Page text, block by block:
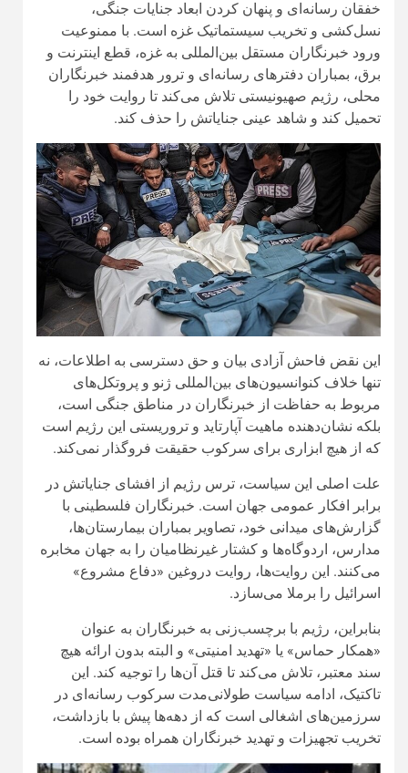
خفقان رسانه‌ای و پنهان کردن ابعاد جنایات جنگی،
نسل‌کشی و تخریب سیستماتیک غزه است. با ممنوعیت
ورود خبرنگاران مستقل بین‌المللی به غزه، قطع اینترنت و
برق، بمباران دفترهای رسانه‌ای و ترور هدفمند خبرنگاران
محلی، رژیم صهیونیستی تلاش می‌کند تا روایت خود را
تحمیل کند و شاهد عینی جنایاتش را حذف کند.
این نقض فاحش آزادی بیان و حق دسترسی به اطلاعات، نه
تنها خلاف کنوانسیون‌های بین‌المللی ژنو و پروتکل‌های
مربوط به حفاظت از خبرنگاران در مناطق جنگی است،
بلکه نشان‌دهنده ماهیت آپارتاید و تروریستی این رژیم است
که از هیچ ابزاری برای سرکوب حقیقت فروگذار نمی‌کند.
علت اصلی این سیاست، ترس رژیم از افشای جنایاتش در
برابر افکار عمومی جهان است. خبرنگاران فلسطینی با
گزارش‌های میدانی خود، تصاویر بمباران بیمارستان‌ها،
مدارس، اردوگاه‌ها و کشتار غیرنظامیان را به جهان مخابره
می‌کنند. این روایت‌ها، روایت دروغین «دفاع مشروع»
اسرائیل را برملا می‌سازد.
بنابراین، رژیم با برچسب‌زنی به خبرنگاران به عنوان
«همکار حماس» یا «تهدید امنیتی» و البته بدون ارائه هیچ
سند معتبر، تلاش می‌کند تا قتل آن‌ها را توجیه کند. این
تاکتیک، ادامه سیاست طولانی‌مدت سرکوب رسانه‌ای در
سرزمین‌های اشغالی است که از دهه‌ها پیش با بازداشت،
تخریب تجهیزات و تهدید خبرنگاران همراه بوده است.